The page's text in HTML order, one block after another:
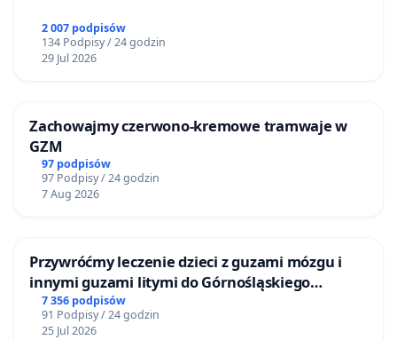
2 007 podpisów
134 Podpisy / 24 godzin
29 Jul 2026
Zachowajmy czerwono-kremowe tramwaje w
GZM
97 podpisów
97 Podpisy / 24 godzin
7 Aug 2026
Przywróćmy leczenie dzieci z guzami mózgu i
innymi guzami litymi do Górnośląskiego
Centrum Zdrowia Dziecka w Katowicach
7 356 podpisów
91 Podpisy / 24 godzin
25 Jul 2026